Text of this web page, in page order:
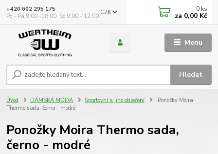
Menu
CZK
Hledat
+420 602 295 175
Po - Pá 9:00 -18:00, So 9:00 - 12:00
0 ks
za 0,00 Kč
Úvod DÁMSKÁ MÓDA Sportovní a jiné oblečení
Ponožky Moira
Thermo sada, černo - modré
Ponožky Moira Thermo sada,
černo - modré